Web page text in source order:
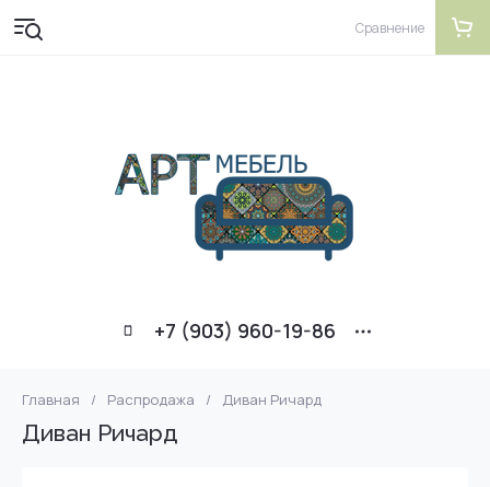
+7 (903) 960-19-86
Сравнение
Главная / Распродажа / Диван Ричард
Диван Ричард